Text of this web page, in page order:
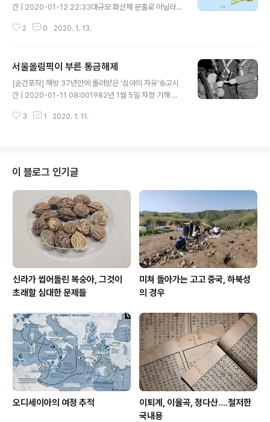
간 | 2020-01-12 22:33대규모 화산재 분출로 마닐라
무기한 운항 중단송고시간 | 2020-01-13 10:33화산섬
거의가 화산재로 말미암거니와, 예서 관건은 바람이다. 바
람이 얼마나 부느냐? 또 그 바람 방향이 어디냐에 따라 피
해양상은 극적으로 달라진다. 이번에 폭발했다는 필리핀
닐라에서 가찹다는 점에서 적지 않은 피해를 부를 공산이
2 0 2020. 1. 13.
서울올림픽이 부른 통금해제
[순간포착] 해방 37년만에 돌려받은 '심야의 자유'송고시
간 | 2020-01-11 08:001982년 1월 5일 자정 기해 통
자체에 중점을 둬 봤다. 시점을 고려해 역대 이 무렵 일어난
없는 그런 시대를 살았다. 사진은 통금 해제 첫날 새벽 서울
도심이다. '통행금지 해제'란 제목의 사진에는 '통행금지가
1월 5일 자정을 기점으로 해제되자 시민들이 자정이 지난
뒤에도 시청 뒷골목에 흥청거리고 있다. 1982.1.6 (본사자
료)'라는 설명이 붙어 있다. 앞 사진에는 '통금이 3..
3 1 2020. 1. 11.
이 블로그 인기글
신라가 씹어돌린 복숭아, 그것이
초래할 심대한 문제들
미쳐 돌아가는 고고 중국, 하북성
의 경우
오디세이아의 여정 추적
이퇴계, 이율곡, 정다산....철저한
국내용